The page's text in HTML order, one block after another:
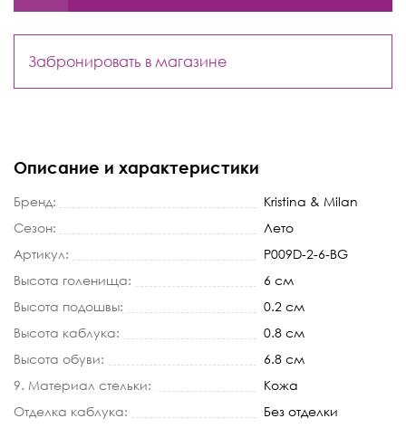
Забронировать в магазине
Описание и характеристики
Бренд:
Kristina & Milan
Сезон:
Лето
Артикул:
P009D-2-6-BG
Высота голенища:
6 см
Высота подошвы:
0.2 см
Высота каблука:
0.8 см
Высота обуви:
6.8 см
9. Материал стельки:
Кожа
Отделка каблука:
Без отделки